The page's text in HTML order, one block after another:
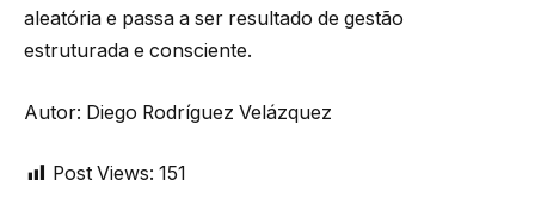
aleatória e passa a ser resultado de gestão
estruturada e consciente.
Autor: Diego Rodríguez Velázquez
Post Views: 151